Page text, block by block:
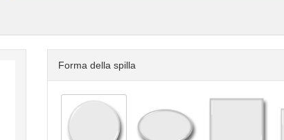
Forma della spilla